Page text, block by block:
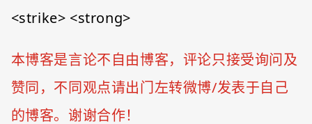
<strike> <strong>
本博客是言论不自由博客，评论只接受询问及
赞同，不同观点请出门左转微博/发表于自己
的博客。谢谢合作！